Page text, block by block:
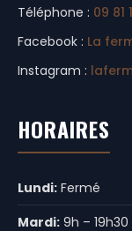
Téléphone : 09 81
Facebook : La
Instagram :
HORAIRES
Lundi: Fermé
Mardi: 9h – 19h30